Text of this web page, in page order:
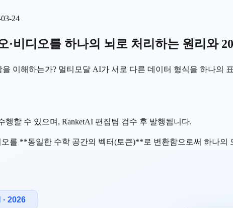
24
·비디오를 하나의 뇌로 처리하는 원리와
을 이해하는가? 멀티모달 AI가 서로 다른 데이터 형식을 하나의
할 수 있으며, RanketAI 편집팀 검수 후 발행됩니다.
오를 **동일한 수학 공간의 벡터(토큰)**로 변환함으로써 하나의
미인가?